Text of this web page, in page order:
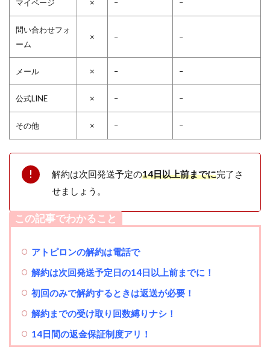
マイページ × – –
問い合わせフォ
ーム
× – –
メール × – –
公式LINE × – –
その他 × – –
解約は次回発送予定の14日以上前までに完了さ
せましょう。
この記事でわかること
アトピロンの解約は電話で
解約は次回発送予定日の14日以上前までに！
初回のみで解約するときは返送が必要！
解約までの受け取り回数縛りナシ！
14日間の返金保証制度アリ！